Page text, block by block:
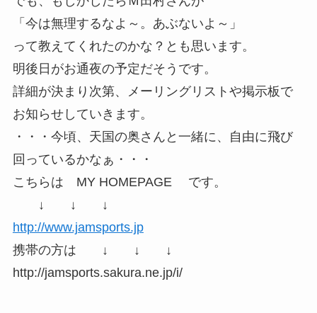
「今は無理するなよ～。あぶないよ～」
って教えてくれたのかな？とも思います。
明後日がお通夜の予定だそうです。
詳細が決まり次第、メーリングリストや掲示板で
お知らせしていきます。
・・・今頃、天国の奥さんと一緒に、自由に飛び
回っているかなぁ・・・
こちらは MY HOMEPAGE です。
↓ ↓ ↓
http://www.jamsports.jp
携帯の方は ↓ ↓ ↓
http://jamsports.sakura.ne.jp/i/